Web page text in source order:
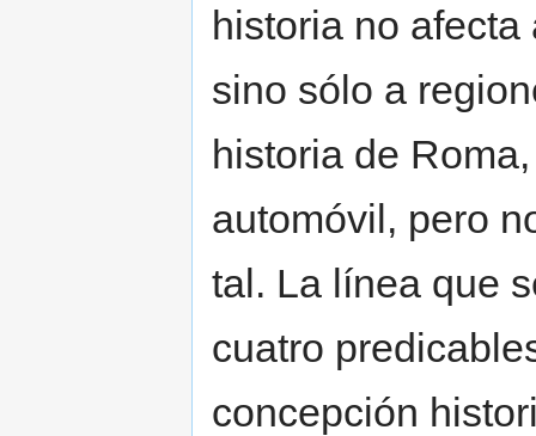
historia no
sino sólo a
historia de
automóvil, pero
tal. La línea que
cuatro
concepción